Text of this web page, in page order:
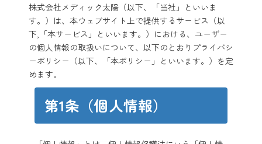
株式会社メディック太陽（以下、「当社」といいま
す。）は、本ウェブサイト上で提供するサービス（以
下,「本サービス」といいます。）における、ユーザー
の個人情報の取扱いについて、以下のとおりプライバシ
ーポリシー（以下、「本ポリシー」といいます。）を定
めます。
第1条（個人情報）